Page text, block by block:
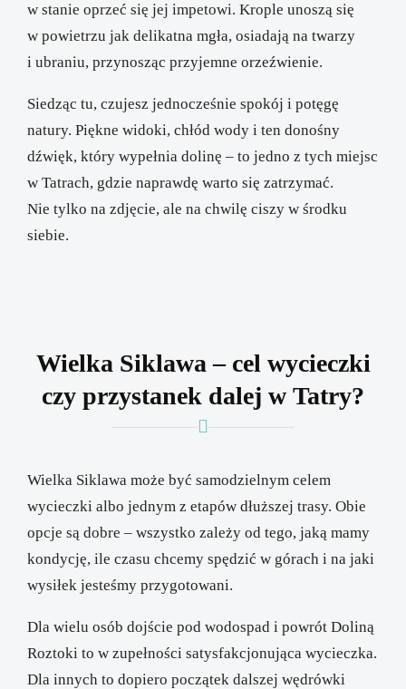
w stanie oprzeć się jej impetowi. Krople unoszą się
w powietrzu jak delikatna mgła, osiadają na twarzy
i ubraniu, przynosząc przyjemne orzeźwienie.
Siedząc tu, czujesz jednocześnie spokój i potęgę
natury. Piękne widoki, chłód wody i ten donośny
dźwięk, który wypełnia dolinę – to jedno z tych miejsc
w Tatrach, gdzie naprawdę warto się zatrzymać.
Nie tylko na zdjęcie, ale na chwilę ciszy w środku
siebie.
Wielka Siklawa – cel wycieczki
czy przystanek dalej w Tatry?
Wielka Siklawa może być samodzielnym celem
wycieczki albo jednym z etapów dłuższej trasy. Obie
opcje są dobre – wszystko zależy od tego, jaką mamy
kondycję, ile czasu chcemy spędzić w górach i na jaki
wysiłek jesteśmy przygotowani.
Dla wielu osób dojście pod wodospad i powrót Doliną
Roztoki to w zupełności satysfakcjonująca wycieczka.
Dla innych to dopiero początek dalszej wędrówki